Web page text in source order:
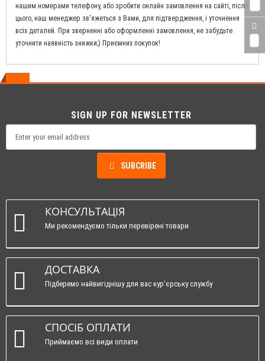
нашим номерами телефону, або зробити онлайн замовлення на сайті, після
цього, наш менеджер зв'яжеться з Вами, для підтвердження, і уточнення
всіх деталей. При зверненні або оформленні замовлення, не забудьте
уточнити наявність знижки;) Приємних покупок!
SIGN UP FOR NEWSLETTER
SUBCRIBE
КОНСУЛЬТАЦІЯ
Ми рекомендуємо тільки перевірені товари
ДОСТАВКА
Підберемо найвигіднішу для вас кур'єрську службу
СПОСІБ ОПЛАТИ
Приймаємо всі види оплати